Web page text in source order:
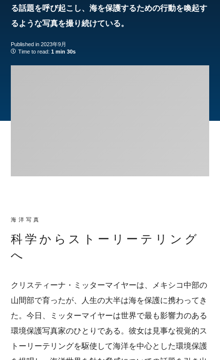
る話題を呼び起こし、海を保護するための行動を喚起す
るような写真を撮り続けている。
Published in 2023年9月
Time to read: 1 min 30s
海洋写真
科学からストーリーテリング
へ
クリスティーナ・ミッターマイヤーは、メキシコ中部の
山間部で育ったが、人生の大半は海を保護に携わってき
た。今日、ミッターマイヤーは世界で最も影響力のある
環境保護写真家のひとりである。彼女は見事な視覚的ス
トーリーテリングを駆使して海洋を中心とした環境保護